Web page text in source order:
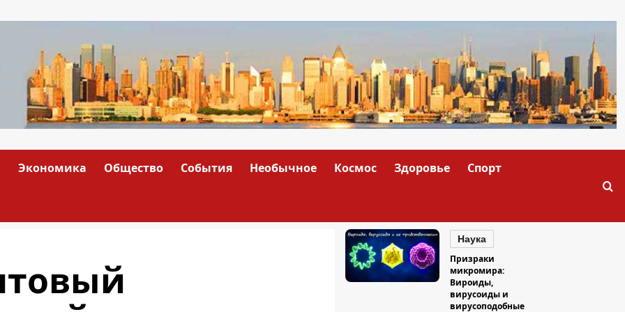
Экономика Общество События Необычное Космос Здоровье Спорт
Наука
Призраки
микромира:
Вироиды,
вирусоиды и
вирусоподобные